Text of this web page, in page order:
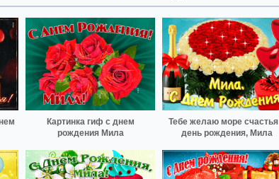
Картинка гиф с днем
рождения Мила
Тебе желаю море
день рождения, Мила